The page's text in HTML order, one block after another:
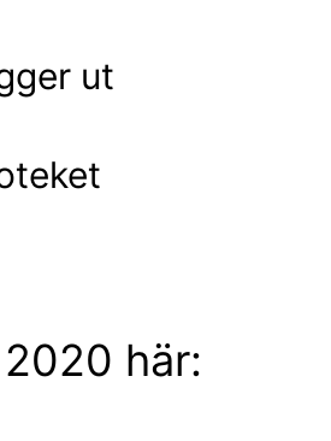
ut
här: